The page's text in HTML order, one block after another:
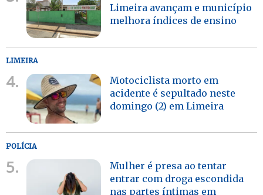
Limeira avançam e município
melhora índices de ensino
LIMEIRA
4.
Motociclista morto em
acidente é sepultado neste
domingo (2) em Limeira
POLÍCIA
5.
Mulher é presa ao tentar
entrar com droga escondida
nas partes íntimas em